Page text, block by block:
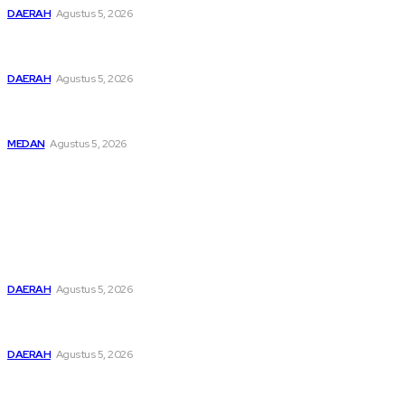
DAERAH Agustus 5, 2026
DAERAH Agustus 5, 2026
MEDAN Agustus 5, 2026
DAERAH Agustus 5, 2026
DAERAH Agustus 5, 2026